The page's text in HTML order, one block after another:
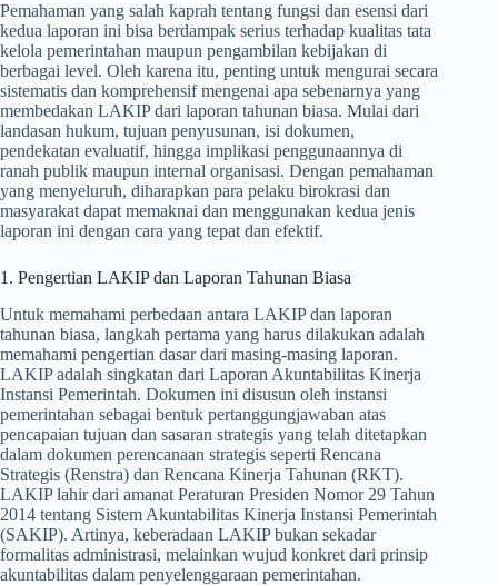
Pemahaman yang salah kaprah tentang fungsi dan esensi dari
kedua laporan ini bisa berdampak serius terhadap kualitas tata
kelola pemerintahan maupun pengambilan kebijakan di
berbagai level. Oleh karena itu, penting untuk mengurai secara
sistematis dan komprehensif mengenai apa sebenarnya yang
membedakan LAKIP dari laporan tahunan biasa. Mulai dari
landasan hukum, tujuan penyusunan, isi dokumen,
pendekatan evaluatif, hingga implikasi penggunaannya di
ranah publik maupun internal organisasi. Dengan pemahaman
yang menyeluruh, diharapkan para pelaku birokrasi dan
masyarakat dapat memaknai dan menggunakan kedua jenis
laporan ini dengan cara yang tepat dan efektif.
1. Pengertian LAKIP dan Laporan Tahunan Biasa
Untuk memahami perbedaan antara LAKIP dan laporan
tahunan biasa, langkah pertama yang harus dilakukan adalah
memahami pengertian dasar dari masing-masing laporan.
LAKIP adalah singkatan dari Laporan Akuntabilitas Kinerja
Instansi Pemerintah. Dokumen ini disusun oleh instansi
pemerintahan sebagai bentuk pertanggungjawaban atas
pencapaian tujuan dan sasaran strategis yang telah ditetapkan
dalam dokumen perencanaan strategis seperti Rencana
Strategis (Renstra) dan Rencana Kinerja Tahunan (RKT).
LAKIP lahir dari amanat Peraturan Presiden Nomor 29 Tahun
2014 tentang Sistem Akuntabilitas Kinerja Instansi Pemerintah
(SAKIP). Artinya, keberadaan LAKIP bukan sekadar
formalitas administrasi, melainkan wujud konkret dari prinsip
akuntabilitas dalam penyelenggaraan pemerintahan.